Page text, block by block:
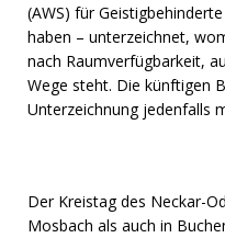
(AWS) für
haben – unterzeichnet,
nach Raumverfügbarkeit,
Wege steht. Die künftigen
Unterzeichnung jedenfalls
Der Kreistag des Neckar-
Mosbach als auch in